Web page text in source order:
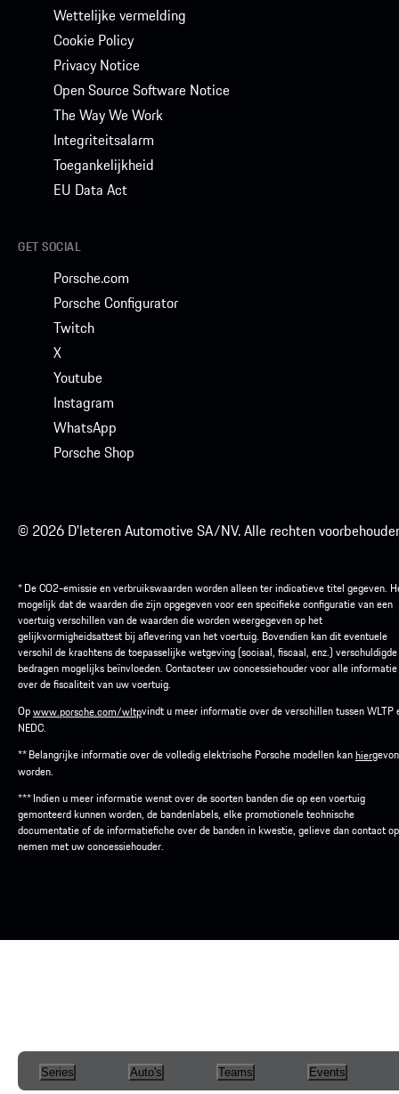
Series Auto's Teams Events
Wettelijke vermelding
Cookie Policy
Privacy Notice
Open Source Software Notice
The Way We Work
Integriteitsalarm
Toegankelijkheid
EU Data Act
GET SOCIAL
Porsche.com
Porsche Configurator
Twitch
X
Youtube
Instagram
WhatsApp
Porsche Shop
© 2026 D'Ieteren Automotive SA/NV. Alle rechten
* De CO2-emissie en verbruikswaarden worden alleen ter indicatieve titel gegeven.
mogelijk dat de waarden die zijn opgegeven voor een specifieke configuratie van een
voertuig verschillen van de waarden die worden weergegeven op het
gelijkvormigheidsattest bij aflevering van het voertuig. Bovendien kan dit eventuele
verschil de krachtens de toepasselijke wetgeving (sociaal, fiscaal, enz.) verschuldigde
bedragen mogelijks beïnvloeden. Contacteer uw concessiehouder voor alle informatie
over de fiscaliteit van uw voertuig.
Opwww.porsche.com/wltpvindt u meer informatie over de verschillen tussen WLTP
NEDC.
** Belangrijke informatie over de volledig elektrische Porsche modellen kanhier
worden.
*** Indien u meer informatie wenst over de soorten banden die op een voertuig
gemonteerd kunnen worden, de bandenlabels, elke promotionele technische
documentatie of de informatiefiche over de banden in kwestie, gelieve dan contact
nemen met uw concessiehouder.